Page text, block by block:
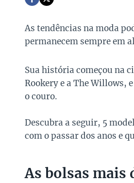
As tendências na moda
permanecem sempre em
Sua história começou na
Rookery e a The Willows,
o couro.
Descubra a seguir, 5
com o passar dos anos e
As bolsas mais